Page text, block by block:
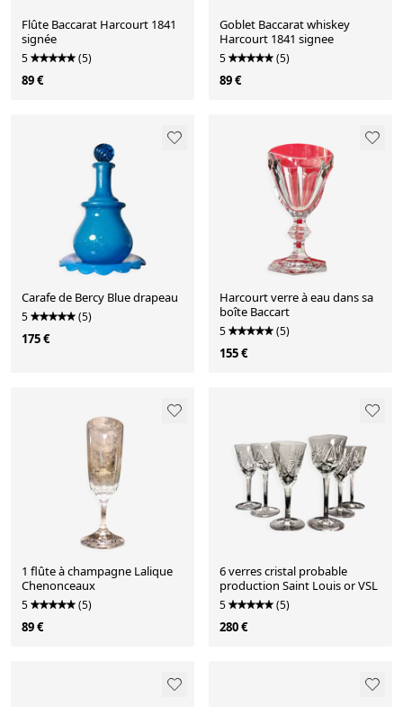
Flûte Baccarat Harcourt 1841
signée
5 (5)
89 €
Goblet Baccarat whiskey
Harcourt 1841 signee
5 (5)
89 €
Carafe de Bercy Blue drapeau
5 (5)
175 €
Harcourt verre à eau dans sa
boîte Baccart
5 (5)
155 €
1 flûte à champagne Lalique
Chenonceaux
5 (5)
89 €
6 verres cristal probable
production Saint Louis or VSL
5 (5)
280 €